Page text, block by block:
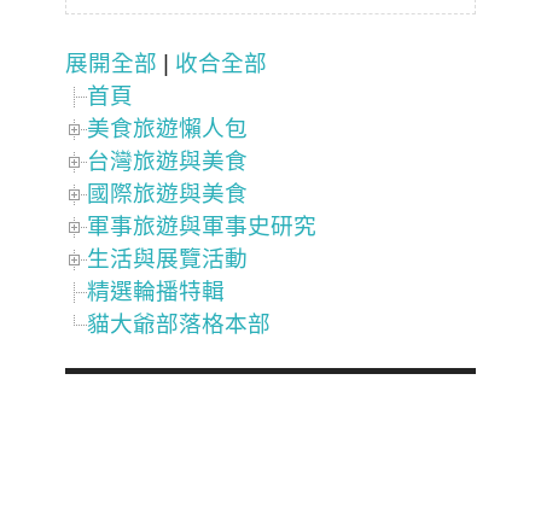
展開全部
收合全部
首頁
美食旅遊懶人包
台灣旅遊與美食
國際旅遊與美食
軍事旅遊與軍事史研究
生活與展覽活動
精選輪播特輯
貓大爺部落格本部